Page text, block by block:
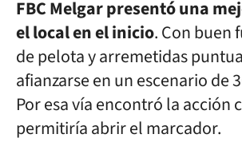
FBC Melgar presentó una
el local en el inicio. Con buen
de pelota y arremetidas
afianzarse en un escenario de
Por esa vía encontró la acción
permitiría abrir el marcador.